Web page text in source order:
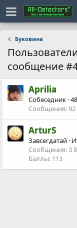
Буковина
сообщение
Aprilia
Собеседник ·48
Сообщения 92
ArturS
Завсегдатай ·
Сообщения 3
Баллы 113